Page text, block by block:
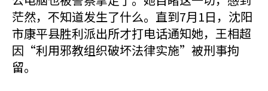
茫然，不知道发生了什么。直到7月1日，沈阳
市康平县胜利派出所才打电话通知她，王相超
因“利用邪教组织破坏法律实施”被刑事拘
留。